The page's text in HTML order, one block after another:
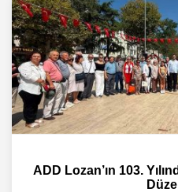
ADD Lozan’ın 103.